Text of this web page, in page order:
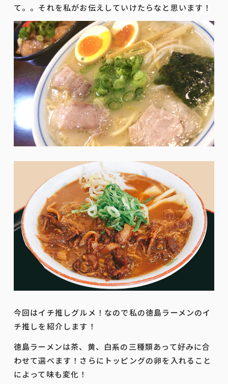
て。。それを私がお伝えしていけたらなと思います！
今回はイチ推しグルメ！なので私の徳島ラーメンのイ
チ推しを紹介します！
徳島ラーメンは茶、黄、白系の三種類あって好みに合
わせて選べます！さらにトッピングの卵を入れること
によって味も変化！